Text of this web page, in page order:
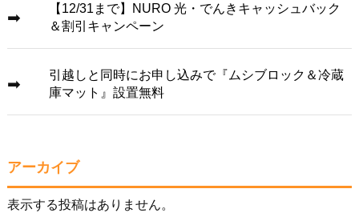
【12/31まで】NURO 光・でんきキャッシュバック
＆割引キャンペーン
引越しと同時にお申し込みで『ムシブロック＆冷蔵
庫マット』設置無料
アーカイブ
表示する投稿はありません。